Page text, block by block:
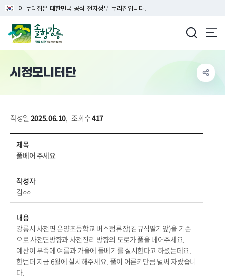
이 누리집은 대한민국 공식 전자정부 누리집입니다.
시정모니터단
작성일 2025.06.10, 조회수417
제목
풀베어 주세요
작성자
김○○
내용
강릉시 사천면 운양초등학교 버스정류장(김규식딸기앞)을 기준
으로 사천면방향과 사천진리 방향의 도로가 풀을 베어주세요.
예산이 부족에 여름과 가을에 풀베기를 실시한다고 하셨는데요.
한번더 지금 6월에 실시해주세요. 풀이 어른키만큼 벌써 자랐습니
다.